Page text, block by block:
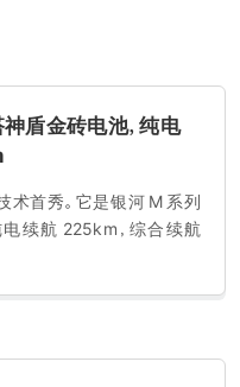
盾金砖电池，纯电
术首秀。它是银河 M 系列
续航 225km，综合续航